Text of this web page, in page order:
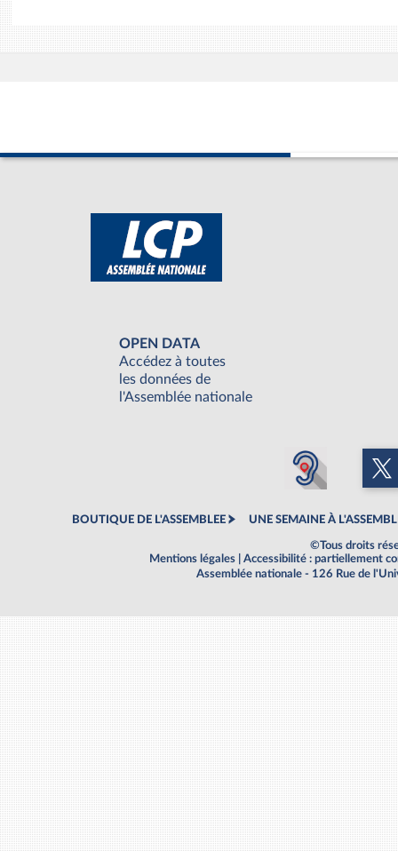
OPEN DATA
Accédez à toutes
les données de
l'Assemblée nationale
BOUTIQUE DE L'ASSEMBLEE UNE SEMAINE À
©Tous droits
Mentions légales
Accessibilité : partiellement
Assemblée nationale - 126 Rue de